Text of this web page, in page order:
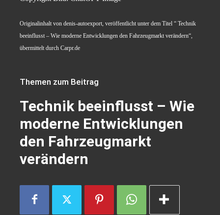
Originalinhalt von denis-autoexport, veröffentlicht unter dem Titel “ Technik
beeinflusst – Wie moderne Entwicklungen den Fahrzeugmarkt verändern“,
übermittelt durch Carpr.de
Themen zum Beitrag
Technik beeinflusst – Wie
moderne Entwicklungen
den Fahrzeugmarkt
verändern